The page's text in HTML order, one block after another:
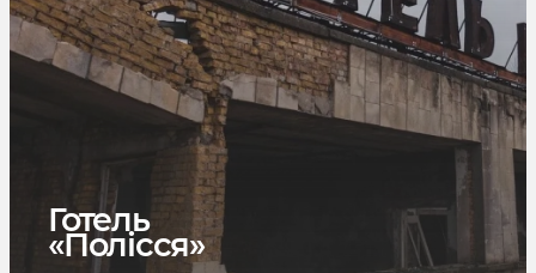
Готель
«Полісся»